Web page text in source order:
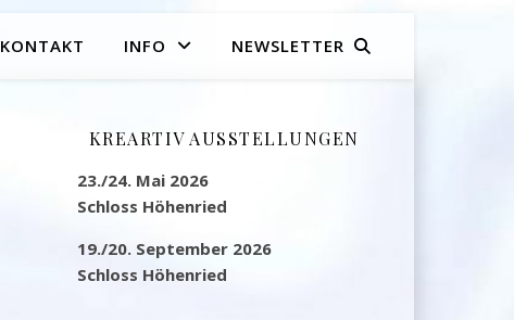
KONTAKT INFO NEWSLETTER
KREARTIV AUSSTELLUNGEN
23./24. Mai 2026
Schloss Höhenried
19./20. September 2026
Schloss Höhenried